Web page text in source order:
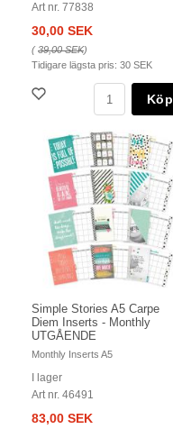
Art nr. 77838
30,00 SEK
(39,00 SEK)
Tidigare lägsta pris: 30 SEK
Köp
Simple Stories A5 Carpe
Diem Inserts - Monthly
UTGÅENDE
Monthly Inserts A5
I lager
Art nr. 46491
83,00 SEK